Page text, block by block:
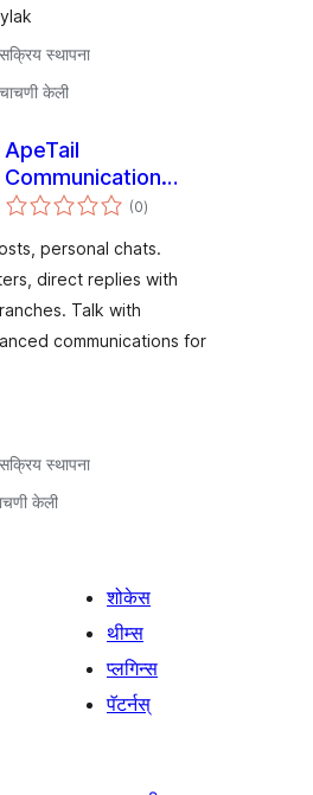
स्थापना
केली
ApeTail
Communication
System
(0एकूण
मूल्यांकन
)
personal chats.
direct replies with
Talk with
communications for
स्थापना
केली
शोकेस
थीम्स
प्लगिन्स
पॅटर्नस्